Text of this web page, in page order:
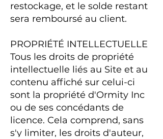
restockage, et le solde restant
sera remboursé au client.
PROPRIÉTÉ INTELLECTUELLE
Tous les droits de propriété
intellectuelle liés au Site et au
contenu affiché sur celui-ci
sont la propriété d'Ormity Inc
ou de ses concédants de
licence. Cela comprend, sans
s'y limiter, les droits d'auteur,